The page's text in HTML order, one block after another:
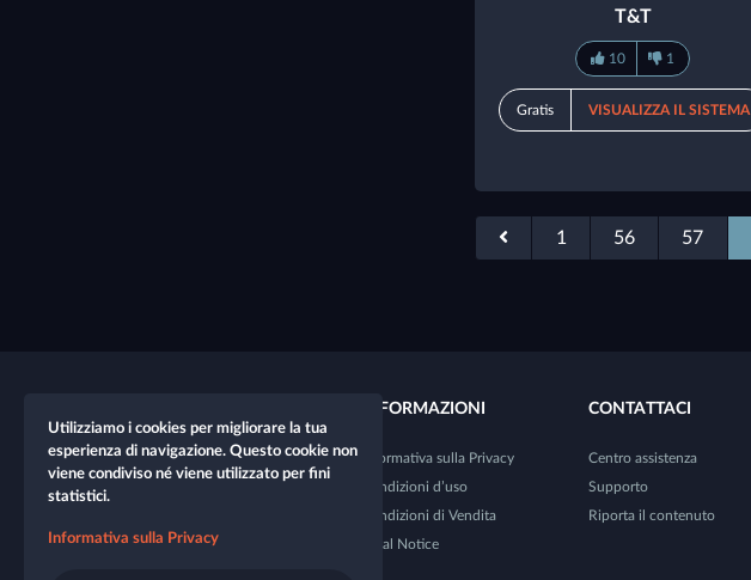
T&T
10 1
Gratis VISUALIZZA IL SISTEMA
1 56 57
Nuovo personaggio
Dice Tester
INFORMAZIONI
Informativa sulla Privacy
Condizioni d’uso
Condizioni di Vendita
Legal Notice
CONTATTACI
Centro assistenza
Supporto
Riporta il contenuto
Utilizziamo i cookies per migliorare la tua
esperienza di navigazione. Questo cookie non
viene condiviso né viene utilizzato per fini
statistici.
Informativa sulla Privacy